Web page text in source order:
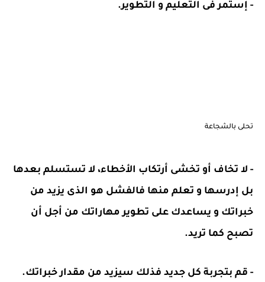
- إستمر فى التعليم و التطوير.
تحلى بالشجاعة
- لا تخاف أو تخشى أرتكاب الأخطاء، لا تستسلم بعدها
بل إدرسها و تعلم منها فالفشل هو الذى يزيد من
خبراتك و يساعدك على تطوير مهاراتك من أجل أن
تصبح كما تريد.
- قم بتجربة كل جديد فذلك سيزيد من مقدار خبراتك.